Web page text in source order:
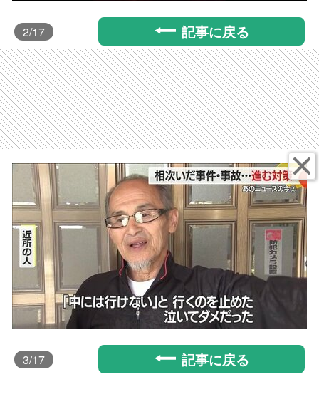
2/17 記事に戻る
3/17 記事に戻る